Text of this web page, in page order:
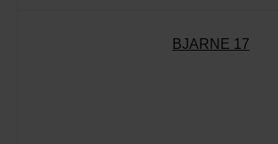
BJARNE 17